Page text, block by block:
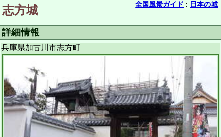
全国風景ガイド : 日本の城
志方城
詳細情報
兵庫県加古川市志方町